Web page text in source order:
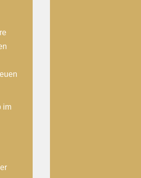
im